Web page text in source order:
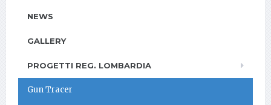
NEWS
GALLERY
PROGETTI REG. LOMBARDIA
Gun Tracer